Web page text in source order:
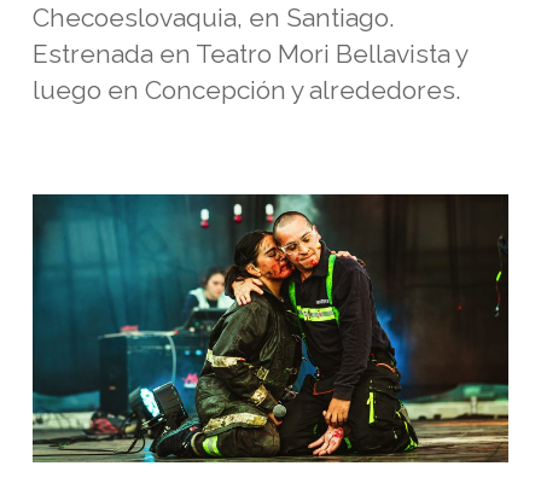
Checoeslovaquia, en Santiago.
Estrenada en Teatro Mori Bellavista y
luego en Concepción y alrededores.